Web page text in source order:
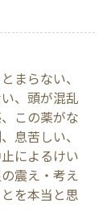
まらない、
、頭が混乱
この薬がな
息苦しい、
によるけい
震え・考え
を本当と思